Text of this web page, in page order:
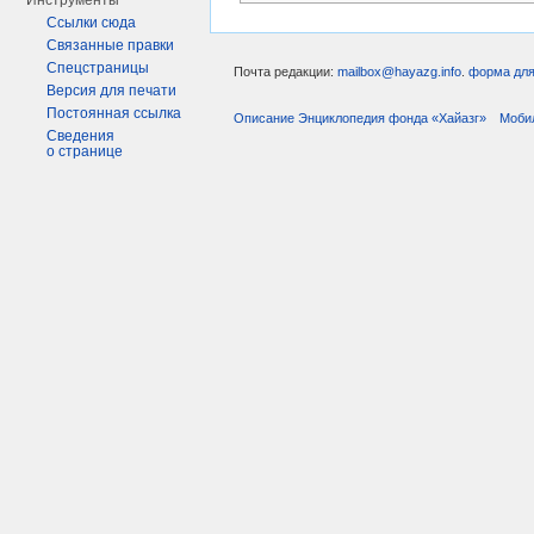
Ссылки сюда
Связанные правки
Спецстраницы
Версия для печати
Постоянная ссылка
Сведения
о странице
Почта редакции: mailbox@hayazg.info форма
Описание Энциклопедия фонда «Хайазг»